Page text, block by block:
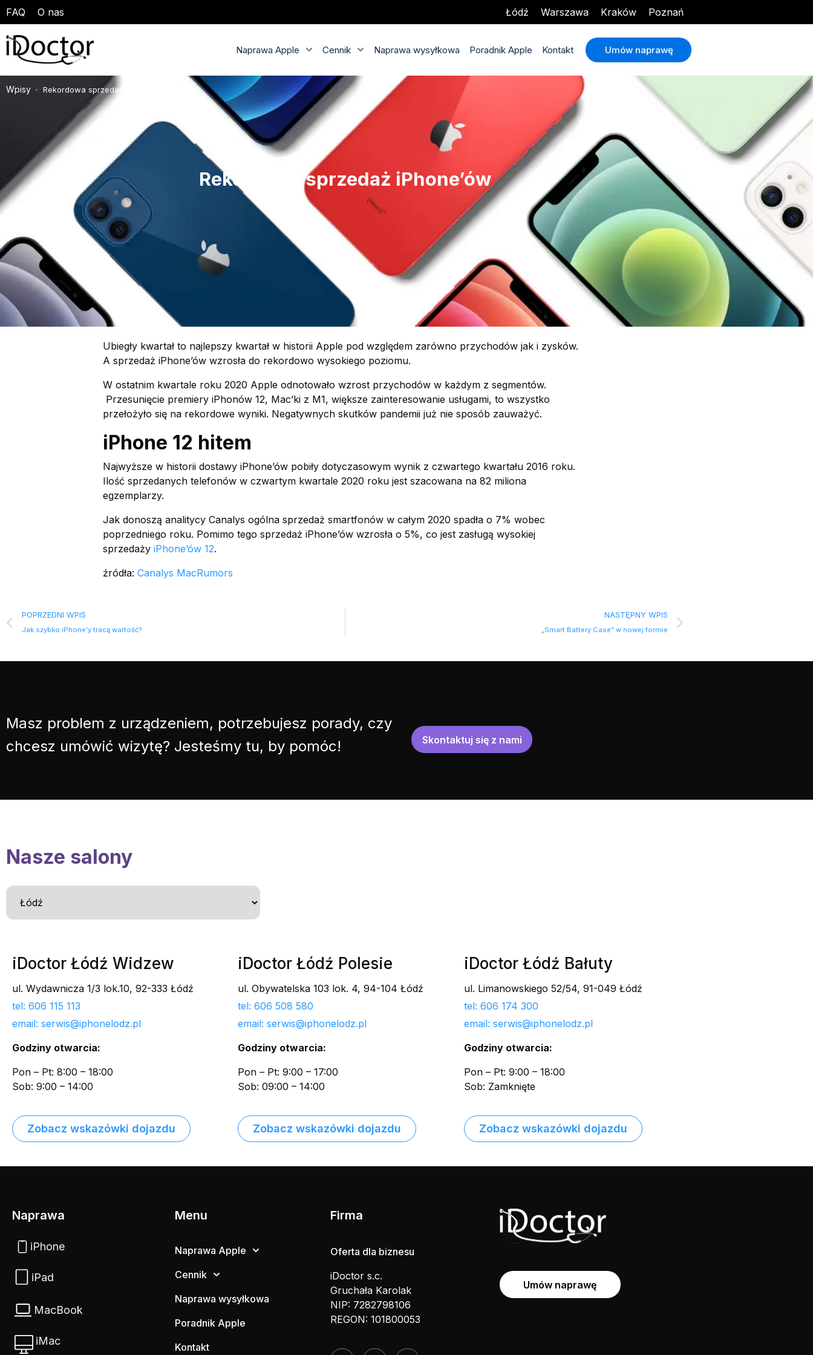
FAQ O nas Łódź Warszawa Kraków Poznań
Naprawa Apple Cennik Naprawa wysyłkowa Poradnik Apple Kontakt Umów naprawę
Wpisy > Rekordowa sprzedaż iPhone’ów
Rekordowa sprzedaż iPhone’ów
Ubiegły kwartał to najlepszy kwartał w historii Apple pod względem zarówno przychodów jak i zysków.
A sprzedaż iPhone’ów wzrosła do rekordowo wysokiego poziomu.
W ostatnim kwartale roku 2020 Apple odnotowało wzrost przychodów w każdym z segmentów.
Przesunięcie premiery iPhonów 12, Mac’ki z M1, większe zainteresowanie usługami, to wszystko
przełożyło się na rekordowe wyniki. Negatywnych skutków pandemii już nie sposób zauważyć.
iPhone 12 hitem
Najwyższe w historii dostawy iPhone’ów pobiły dotyczasowym wynik z czwartego kwartału 2016 roku.
Ilość sprzedanych telefonów w czwartym kwartale 2020 roku jest szacowana na 82 miliona
egzemplarzy.
Jak donoszą analitycy Canalys ogólna sprzedaż smartfonów w całym 2020 spadła o 7% wobec
poprzedniego roku. Pomimo tego sprzedaż iPhone’ów wzrosła o 5%, co jest zasługą wysokiej
sprzedaży iPhone’ów 12.
źródła: Canalys MacRumors
POPRZEDNI WPIS
Jak szybko iPhone’y tracą wartość?
NASTĘPNY WPIS
„Smart Battery Case” w nowej formie
Masz problem z urządzeniem, potrzebujesz porady, czy
chcesz umówić wizytę? Jesteśmy tu, by pomóc!
Skontaktuj się z nami
Nasze salony
iDoctor Łódź Widzew
ul. Wydawnicza 1/3 lok.10, 92-333 Łódź
tel: 606 115 113
email: serwis@iphonelodz.pl
Godziny otwarcia:
Pon – Pt: 8:00 – 18:00
Sob: 9:00 – 14:00
Zobacz wskazówki dojazdu
iDoctor Łódź Polesie
ul. Obywatelska 103 lok. 4, 94-104 Łódź
tel: 606 508 580
email: serwis@iphonelodz.pl
Godziny otwarcia:
Pon – Pt: 9:00 – 17:00
Sob: 09:00 – 14:00
Zobacz wskazówki dojazdu
iDoctor Łódź Bałuty
ul. Limanowskiego 52/54, 91-049 Łódź
tel: 606 174 300
email: serwis@iphonelodz.pl
Godziny otwarcia:
Pon – Pt: 9:00 – 18:00
Sob: Zamknięte
Zobacz wskazówki dojazdu
Naprawa
iPhone
iPad
MacBook
iMac
Menu
Naprawa Apple
Cennik
Naprawa wysyłkowa
Poradnik Apple
Kontakt
Firma
Oferta dla biznesu
iDoctor s.c.
Gruchała Karolak
NIP: 7282798106
REGON: 101800053
Umów naprawę